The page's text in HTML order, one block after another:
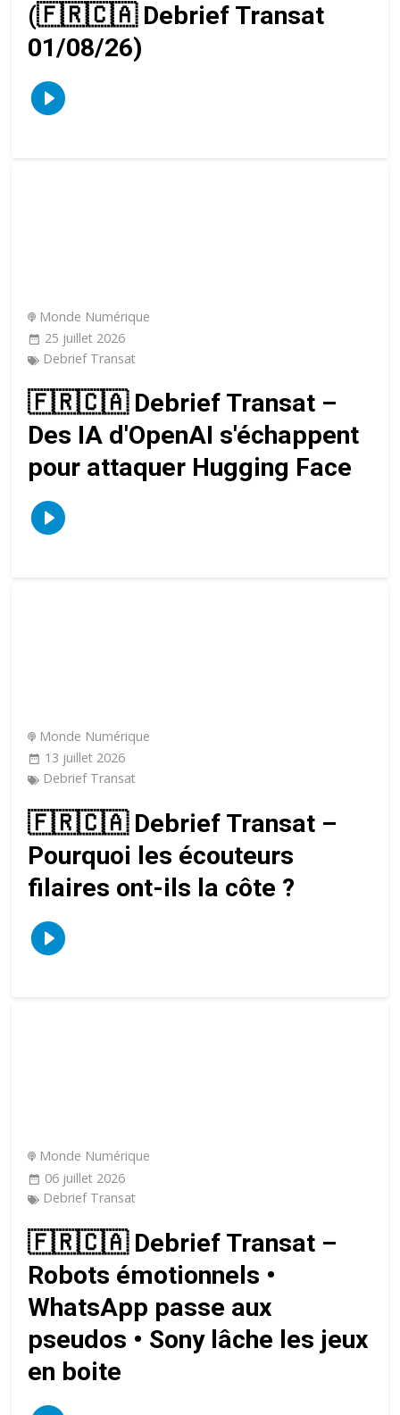
(🇫🇷🇨🇦 Debrief Transat
01/08/26)
Monde Numérique
25 juillet 2026
Debrief Transat
🇫🇷🇨🇦 Debrief Transat –
Des IA d'OpenAI s'échappent
pour attaquer Hugging Face
Monde Numérique
13 juillet 2026
Debrief Transat
🇫🇷🇨🇦 Debrief Transat –
Pourquoi les écouteurs
filaires ont-ils la côte ?
Monde Numérique
06 juillet 2026
Debrief Transat
🇫🇷🇨🇦 Debrief Transat –
Robots émotionnels •
WhatsApp passe aux
pseudos • Sony lâche les jeux
en boite